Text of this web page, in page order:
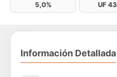
5,0% UF
Información Detallada